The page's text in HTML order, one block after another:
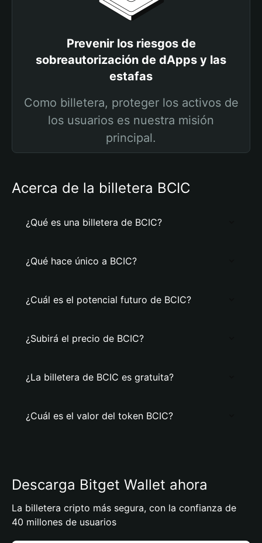
Prevenir los riesgos de
sobreautorización de dApps y las
estafas
Como billetera, proteger los activos de
los usuarios es nuestra misión
principal.
Acerca de la billetera BCIC
¿Qué es una billetera de BCIC?
¿Qué hace único a BCIC?
¿Cuál es el potencial futuro de BCIC?
¿Subirá el precio de BCIC?
¿La billetera de BCIC es gratuita?
¿Cuál es el valor del token BCIC?
Descarga Bitget Wallet ahora
La billetera cripto más segura, con la confianza de
40 millones de usuarios